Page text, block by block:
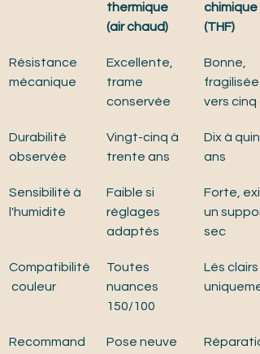
thermique
(air chaud)
chimique
(THF)
Résistance
mécanique
Excellente,
trame
conservée
Bonne,
fragilisée
vers cinq
Durabilité
observée
Vingt-cinq à
trente ans
Dix à
ans
Sensibilité à
l'humidité
Faible si
réglages
adaptés
Forte,
un
sec
Compatibilité
couleur
Toutes
nuances
150/100
Lés clairs
Recommand
Pose neuve